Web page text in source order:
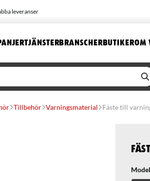
leveranser
TJÄNSTERBRANSCHERBUTIKEROM
Tillbehör Varningsmaterial Fäste till